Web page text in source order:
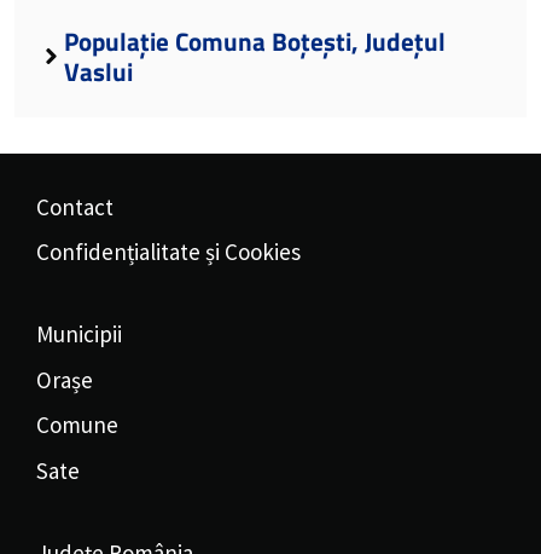
Populație Comuna Boțești, Județul
Vaslui
Contact
Confidențialitate și Cookies
Municipii
Orașe
Comune
Sate